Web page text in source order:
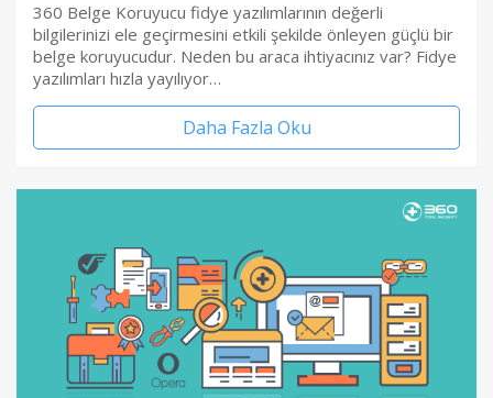
360 Belge Koruyucu fidye yazılımlarının değerli
bilgilerinizi ele geçirmesini etkili şekilde önleyen güçlü bir
belge koruyucudur. Neden bu araca ihtiyacınız var? Fidye
yazılımları hızla yayılıyor…
Daha Fazla Oku